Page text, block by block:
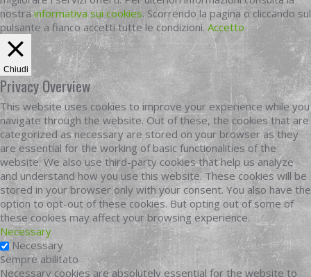
nostrainformativa sui cookies. Scorrendo la pagina o cliccando sul
pulsante a fianco accetti tutte le condizioni. Accetto
Chiudi
Privacy Overview
This website uses cookies to improve your experience while you
navigate through the website. Out of these, the cookies that are
categorized as necessary are stored on your browser as they
are essential for the working of basic functionalities of the
website. We also use third-party cookies that help us analyze
and understand how you use this website. These cookies will be
stored in your browser only with your consent. You also have the
option to opt-out of these cookies. But opting out of some of
these cookies may affect your browsing experience.
Necessary
Necessary
Sempre abilitato
Necessary cookies are absolutely essential for the website to